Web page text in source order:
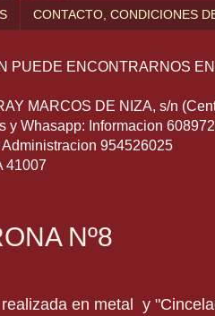
CONTACTO, CONDICIONES
PUEDE ENCONTRARNOS
MARCOS DE NIZA, s/n
y Whasapp: Informacion
Administracion 954526025
41007
Nº8
en metal y